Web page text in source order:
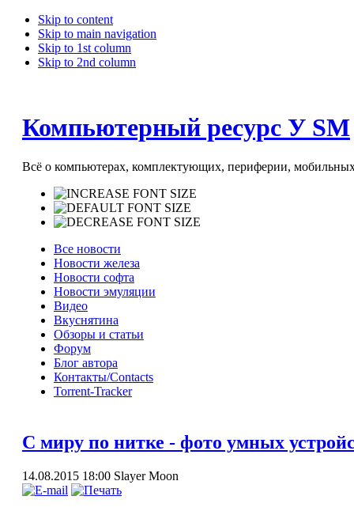
Skip to content
Skip to main navigation
Skip to 1st column
Skip to 2nd column
Компьютерный ресурс У SM
Всё о компьютерах, комплектующих, периферии, мобильных
Все новости
Новости железа
Новости софта
Новости эмуляции
Видео
Вкуснятина
Обзоры и статьи
Форум
Блог автора
Контакты/Contacts
Torrent-Tracker
С миру по нитке - фото умных
14.08.2015 18:00 Slayer Moon